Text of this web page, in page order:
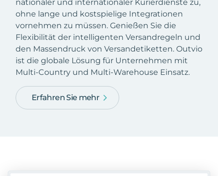
nationaler und internationaler Kurierdienste zu,
ohne lange und kostspielige Integrationen
vornehmen zu müssen. Genießen Sie die
Flexibilität der intelligenten Versandregeln und
den Massendruck von Versandetiketten. Outvio
ist die globale Lösung für Unternehmen mit
Multi-Country und Multi-Warehouse Einsatz.
Erfahren Sie mehr